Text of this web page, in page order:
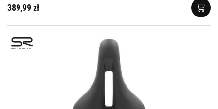
389,99 zł